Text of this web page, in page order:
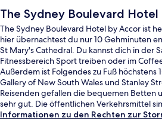
The Sydney Boulevard Hotel
The Sydney Boulevard Hotel by Accor ist
hier übernachtest du nur 10 Gehminuten
St Mary's Cathedral. Du kannst dich in der
Fitnessbereich Sport treiben oder im
Außerdem ist Folgendes zu Fuß
Gallery of New South Wales und Stanley
Reisenden gefallen die bequemen Betten
sehr gut. Die öffentlichen Verkehrsmittel
Fußmarsch entfernt: Zur S-Bahn-Station
Informationen zu den Rechten zur